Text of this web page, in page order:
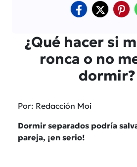
¿Qué hacer si
ronca o no
dormir?
Por: Redacción Moi
Dormir separados podría
pareja, ¡en serio!